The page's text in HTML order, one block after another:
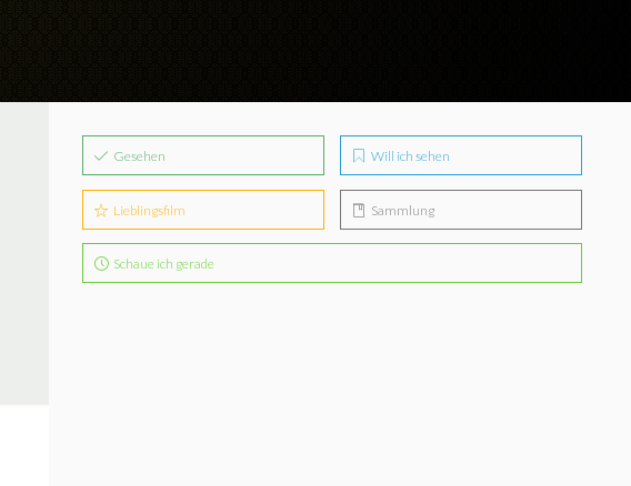
Gesehen Will ich sehen
Lieblingsfilm Sammlung
Schaue ich gerade